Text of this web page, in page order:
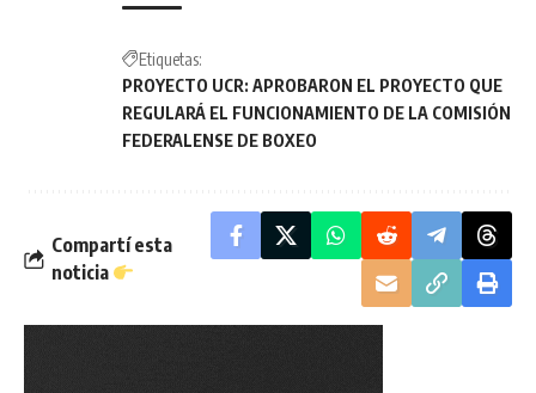
Etiquetas:
PROYECTO UCR: APROBARON EL PROYECTO QUE
REGULARÁ EL FUNCIONAMIENTO DE LA COMISIÓN
FEDERALENSE DE BOXEO
Compartí esta
noticia